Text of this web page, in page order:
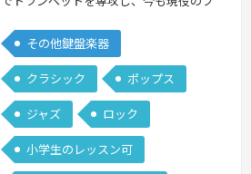
ーモニカは約10年演奏していて、トラン
ペットで身につけた息のコントロールを
活かしながら、"主役としても輝ける"メ
ロディ楽器としての魅力を伝えるのが得
意です。また、ドラマ・映画・ゲーム・
CMなどの音楽にも関わってきた経験を
その他鍵盤楽器
クラシック ポップス
ジャズ ロック
小学生のレッスン可